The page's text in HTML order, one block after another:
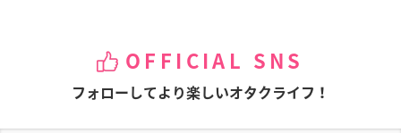
OFFICIAL SNS
フォローしてより楽しいオタクライフ！